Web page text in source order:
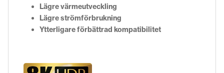
Lägre värmeutveckling
Lägre strömförbrukning
Ytterligare förbättrad kompatibilitet